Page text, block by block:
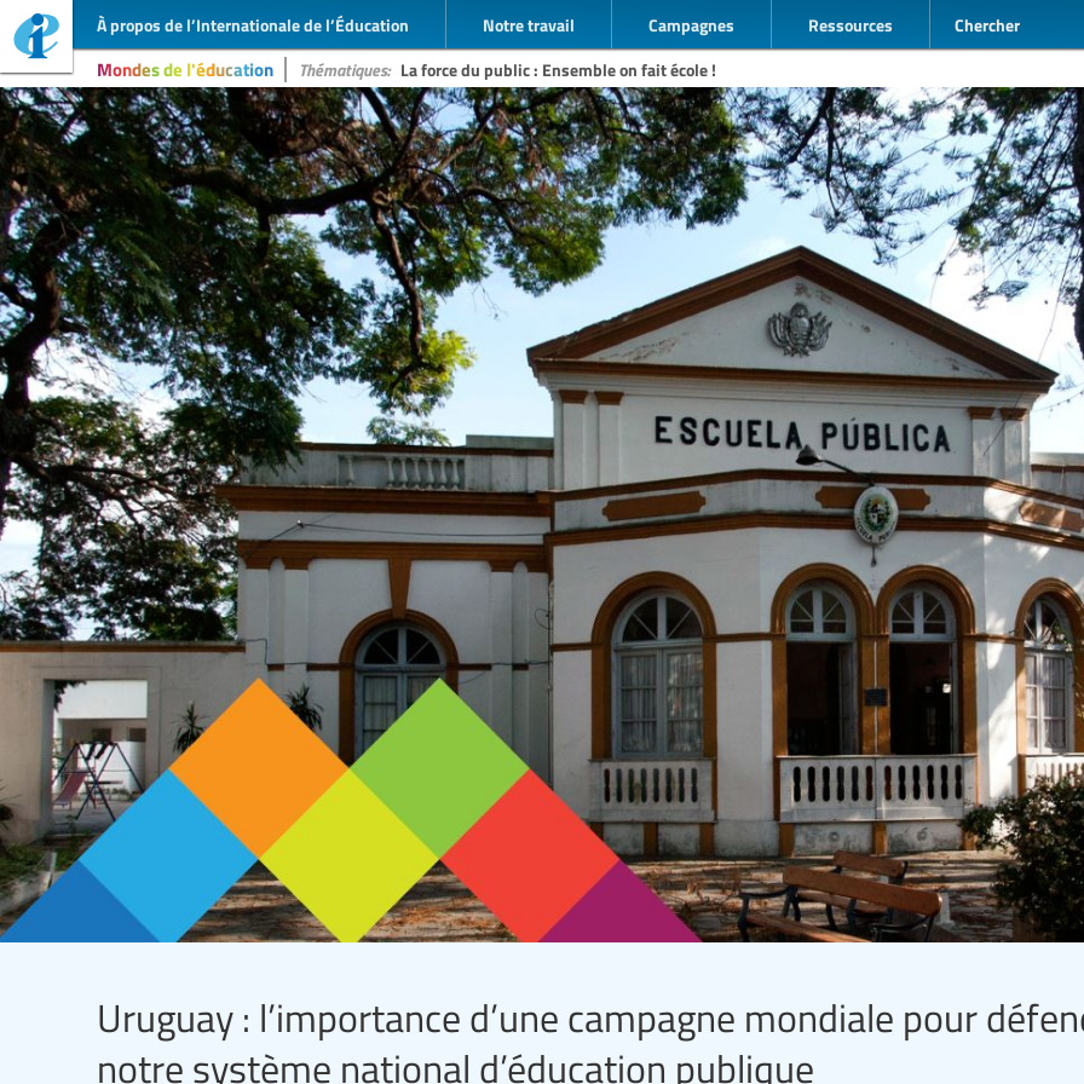
À propos de l’Internationale de l’Éducation Notre travail Campagnes Ressources Chercher
Mondes de l'éducation Thématiques: La force du public : Ensemble on fait école !
Uruguay : l’importance d’une campagne mondiale pour
notre système national d’éducation publique